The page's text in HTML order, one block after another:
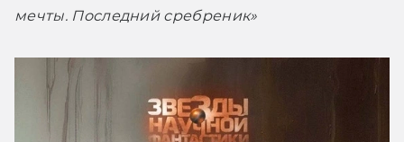
мечты. Последний сребреник»